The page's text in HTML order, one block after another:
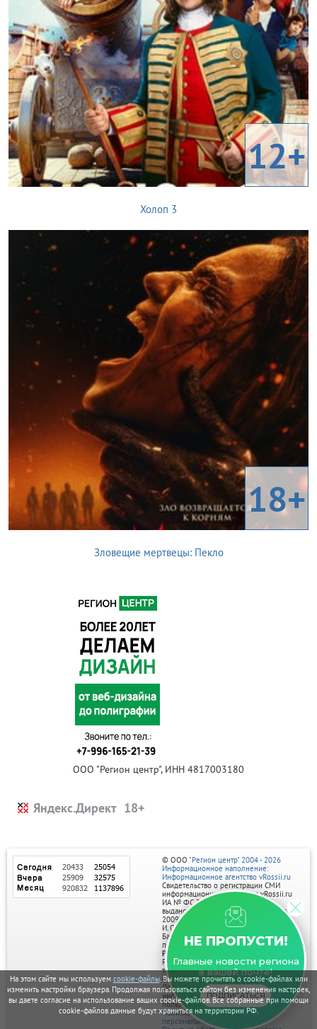
На этом сайте мы используем cookie-файлы. Вы можете прочитать о cookie-файлах или
изменить настройки браузера. Продолжая пользоваться сайтом без изменения настроек,
вы даете согласие на использование ваших cookie-файлов. Все собранные при помощи
cookie-файлов данные будут храниться на территории РФ.
12+
Холоп 3
18+
Зловещие мертвецы: Пекло
ООО "Регион центр", ИНН 4817003180
Яндекс.Директ
НЕ ПРОПУСТИ!
Главные новости региона
в вашей почте!
ПОДПИСАТЬСЯ
© ООО "Регион центр" 2004 - 2026
Информационное наполнение:
Информационное агентство vRossii.ru
Свидетельство о регистрации СМИ
информационного агентства vRossii.ru
ИА № ФС 77‑35502
выдано РОСКОМНАДЗОРом 04 марта
2009г.
И. О. Главного редактора Нарыков А. Н.
Баннеры на портале размещаются на
правах рекламы.
Реклама на портале:
Рекламное агентство "Умный маркетинг"
тел. 7-910-267-70-40,
email: umnyy.marketing@yandex.ru
Отдельные публикации могут содержать
информацию, не предназначенную для
пользователей до 18 лет.
Политика в отношении обработки
персональных данных